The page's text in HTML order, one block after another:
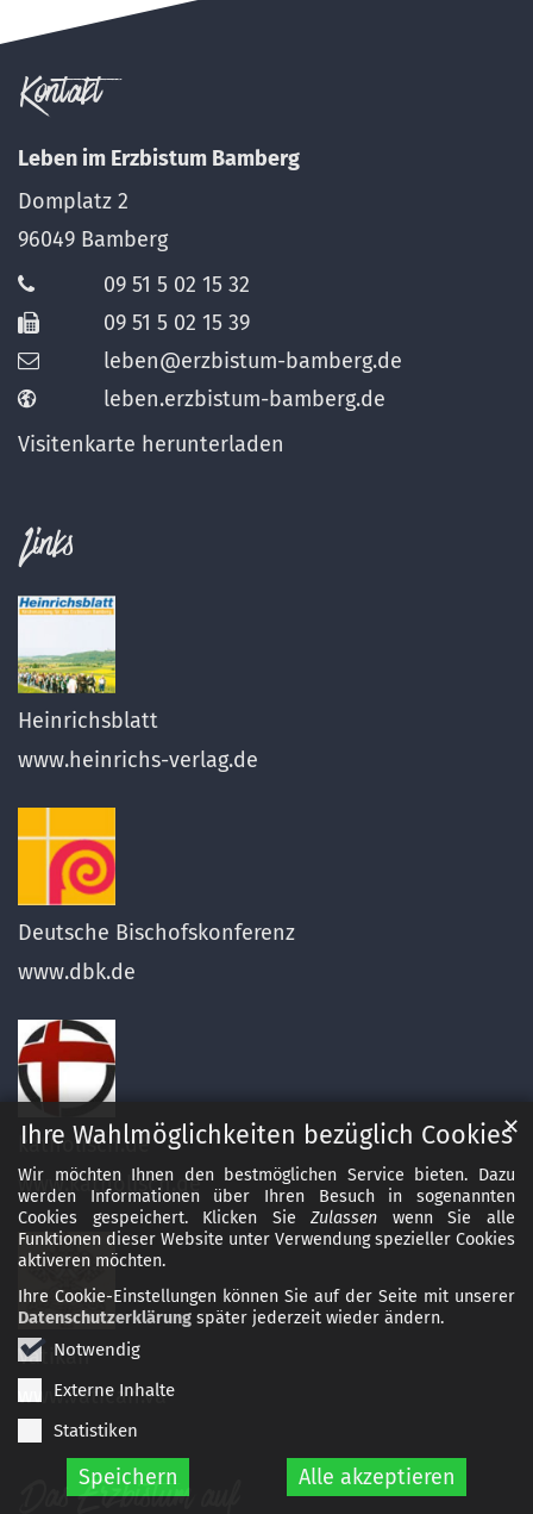
Ihre Wahlmöglichkeiten bezüglich Cookies
Wir möchten Ihnen den bestmöglichen Service bieten. Dazu
werden Informationen über Ihren Besuch in sogenannten
Cookies gespeichert. Klicken SieZulassen wenn Sie alle
Funktionen dieser Website unter Verwendung spezieller Cookies
aktiveren möchten.
Ihre Cookie-Einstellungen können Sie auf der Seite mit unserer
Datenschutzerklärung später jederzeit wieder ändern.
Notwendig
Externe Inhalte
Statistiken
Speichern Alle akzeptieren
✕
Kontakt
Leben im Erzbistum Bamberg
Domplatz 2
96049 Bamberg
09 51 5 02 15 32
09 51 5 02 15 39
leben@erzbistum-bamberg.de
leben.erzbistum-bamberg.de
Visitenkarte herunterladen
Links
Heinrichsblatt
www.heinrichs-verlag.de
Deutsche Bischofskonferenz
www.dbk.de
katholisch.de
www.katholisch.de
Vatikan
www.vatican.va
Das Erzbistum auf